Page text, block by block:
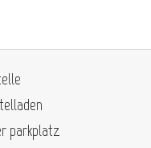
parkplatz